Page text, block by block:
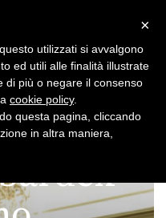
Toggle
×
utilizzati si avvalgono
ed utili alle finalità illustrate
di più o negare il consenso
cookie policy.
questa pagina, cliccando
in altra maniera,